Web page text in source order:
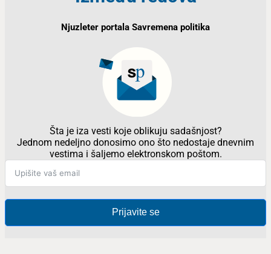
Njuzleter portala Savremena politika
Šta je iza vesti koje oblikuju sadašnjost?
Jednom nedeljno donosimo ono što nedostaje dnevnim
vestima i šaljemo elektronskom poštom.
Prijavite se